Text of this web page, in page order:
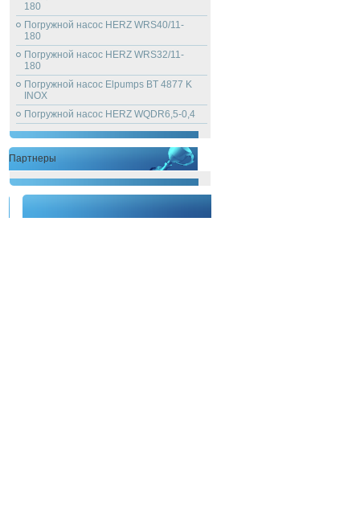
180
Погружной насос HERZ WRS40/11-
180
Погружной насос HERZ WRS32/11-
180
Погружной насос Elpumps BT 4877 K
INOX
Погружной насос HERZ WQDR6,5-0,4
Партнеры